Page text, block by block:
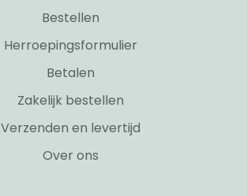
Bestellen
Herroepingsformulier
Betalen
Zakelijk bestellen
Verzenden en levertijd
Over ons